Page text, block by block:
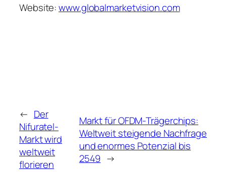
Website:www.globalmarketvision.com
← Der
Nifuratel-
Markt wird
weltweit
florieren
Markt für OFDM-Trägerchips:
Weltweit steigende Nachfrage
und enormes Potenzial bis
2549 →